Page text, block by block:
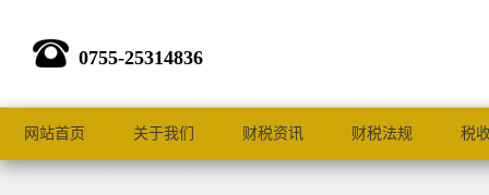
0755-25314836
网站首页 关于我们 财税资讯 财税法规 税